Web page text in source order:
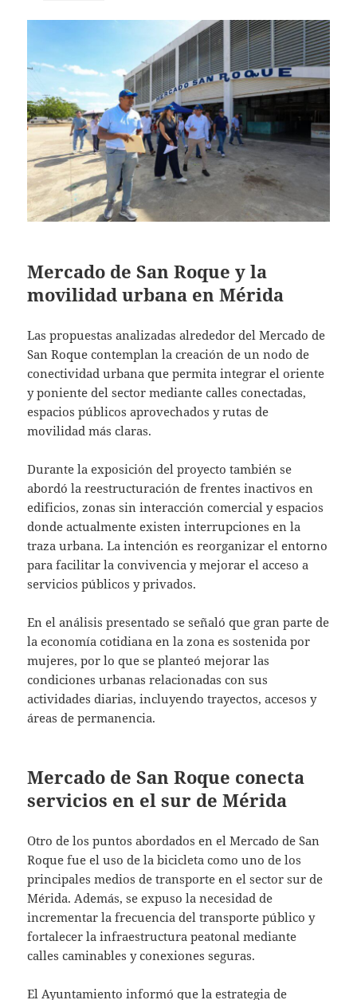
Mercado de San Roque y la
movilidad urbana en Mérida
Las propuestas analizadas alrededor del Mercado de
San Roque contemplan la creación de un nodo de
conectividad urbana que permita integrar el oriente
y poniente del sector mediante calles conectadas,
espacios públicos aprovechados y rutas de
movilidad más claras.
Durante la exposición del proyecto también se
abordó la reestructuración de frentes inactivos en
edificios, zonas sin interacción comercial y espacios
donde actualmente existen interrupciones en la
traza urbana. La intención es reorganizar el entorno
para facilitar la convivencia y mejorar el acceso a
servicios públicos y privados.
En el análisis presentado se señaló que gran parte de
la economía cotidiana en la zona es sostenida por
mujeres, por lo que se planteó mejorar las
condiciones urbanas relacionadas con sus
actividades diarias, incluyendo trayectos, accesos y
áreas de permanencia.
Mercado de San Roque conecta
servicios en el sur de Mérida
Otro de los puntos abordados en el Mercado de San
Roque fue el uso de la bicicleta como uno de los
principales medios de transporte en el sector sur de
Mérida. Además, se expuso la necesidad de
incrementar la frecuencia del transporte público y
fortalecer la infraestructura peatonal mediante
calles caminables y conexiones seguras.
El Ayuntamiento informó que la estrategia de